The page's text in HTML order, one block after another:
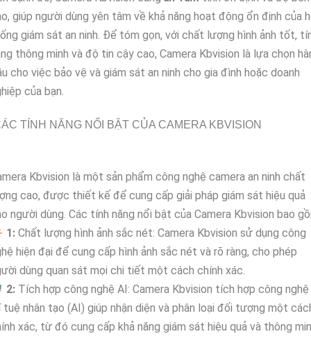
giúp người dùng yên tâm về khả năng hoạt động ổn định của
giám sát an ninh. Để tóm gọn, với chất lượng hình ảnh tốt,
thông minh và độ tin cậy cao, Camera Kbvision là lựa chọn
cho việc bảo vệ và giám sát an ninh cho gia đình hoặc doanh
của bạn.
TÍNH NĂNG NỔI BẬT CỦA CAMERA KBVISION
Kbvision là một sản phẩm công nghệ camera an ninh chất
cao, được thiết kế để cung cấp giải pháp giám sát hiệu quả
người dùng. Các tính năng nổi bật của Camera Kbvision bao
1: Chất lượng hình ảnh sắc nét: Camera Kbvision sử dụng công
hiện đại để cung cấp hình ảnh sắc nét và rõ ràng, cho phép
dùng quan sát mọi chi tiết một cách chính xác.
2: Tích hợp công nghệ AI: Camera Kbvision tích hợp công nghệ
nhân tạo (AI) giúp nhận diện và phân loại đối tượng một
xác, từ đó cung cấp khả năng giám sát hiệu quả và thông